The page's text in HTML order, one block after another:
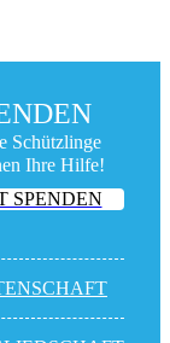
Schützlinge
Ihre Hilfe!
SPENDEN